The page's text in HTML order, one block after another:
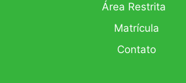
Área Restrita
Matrícula
Contato